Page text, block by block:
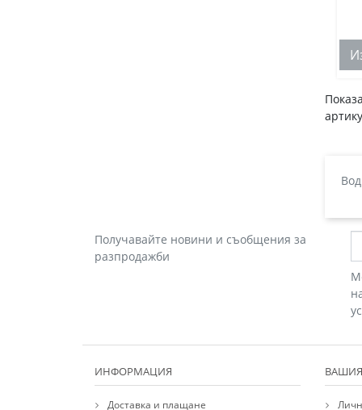
Получавайте новини и съобщения за
разпродажби
ИНФОРМАЦИЯ
Доставка и плащане